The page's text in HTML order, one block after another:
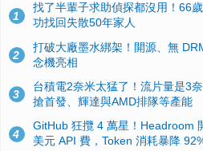
1
找了半輩子求助偵探都沒用！66
功找回失散50年家人
2
打破大廠墨水綁架！開源、無
念機亮相
3
台積電2奈米太猛了！流片量是3
搶首發、輝達與AMD排隊等產能
4
GitHub 狂攬 4 萬星！Headroom
美元 API 費，Token 消耗暴降